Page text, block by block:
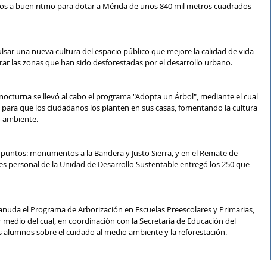
a buen ritmo para dotar a Mérida de unos 840 mil metros cuadrados
una nueva cultura del espacio público que mejore la calidad de vida
las zonas que han sido desforestadas por el desarrollo urbano.
se llevó al cabo el programa "Adopta un Árbol", mediante el cual
que los ciudadanos los planten en sus casas, fomentando la cultura
ambiente.
monumentos a la Bandera y Justo Sierra, y en el Remate de
personal de la Unidad de Desarrollo Sustentable entregó los 250 que
el Programa de Arborización en Escuelas Preescolares y Primarias,
del cual, en coordinación con la Secretaría de Educación del
alumnos sobre el cuidado al medio ambiente y la reforestación.